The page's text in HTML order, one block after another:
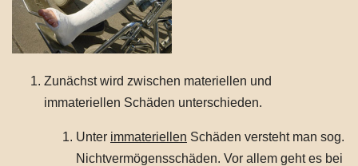
Zunächst wird zwischen materiellen und
immateriellen Schäden unterschieden.
Unter immateriellen Schäden versteht man sog.
Nichtvermögensschäden. Vor allem geht es bei